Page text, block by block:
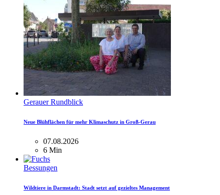
Gerauer Rundblick
Neue Blühflächen für mehr Klimaschutz in Groß-Gerau
07.08.2026
6 Min
Bessungen
Wildtiere in Darmstadt: Stadt setzt auf gezieltes Management